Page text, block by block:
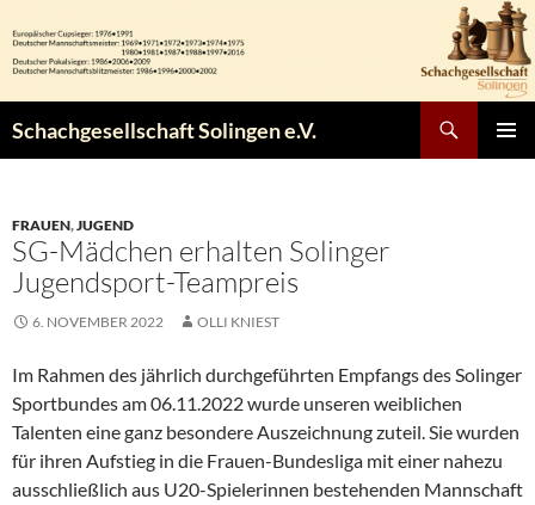
Inhalt
springen
Schachgesellschaft Solingen e.V.
FRAUEN,JUGEND
SG-Mädchen erhalten Solinger
Jugendsport-Teampreis
6. NOVEMBER 2022 OLLI KNIEST
Im Rahmen des jährlich durchgeführten Empfangs des Solinger
Sportbundes am 06.11.2022 wurde unseren weiblichen
Talenten eine ganz besondere Auszeichnung zuteil. Sie wurden
für ihren Aufstieg in die Frauen-Bundesliga mit einer nahezu
ausschließlich aus U20-Spielerinnen bestehenden Mannschaft